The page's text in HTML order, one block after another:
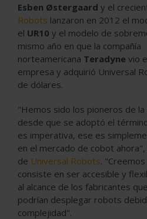
Esben Østergaard y el
Robots lanzaron en 2012 el
el UR10 y el modelo de
mismo año en que la compañía
norteamericana Teradyne vio
empresa y adquirió Universal
de dólares.
"Hemos sido los pioneros de
desde que se adoptó el
es imperativa, ese es
en el mercado de cobot
de Universal Robots.
consiste en ser accesible y
al alcance de los fabricantes
podrían desplegar robots
complejidad".